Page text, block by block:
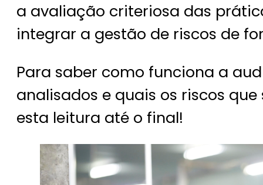
a avaliação criteriosa das
integrar a gestão de riscos de
Para saber como funciona a
analisados e quais os riscos
esta leitura até o final!